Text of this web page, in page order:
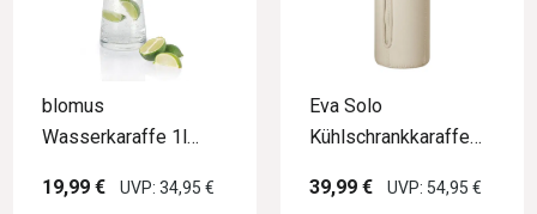
blomus
Wasserkaraffe 1l
19,99 €
UVP: 34,95 €
Eva Solo
Kühlschrankkaraffe
39,99 €
UVP: 54,95 €